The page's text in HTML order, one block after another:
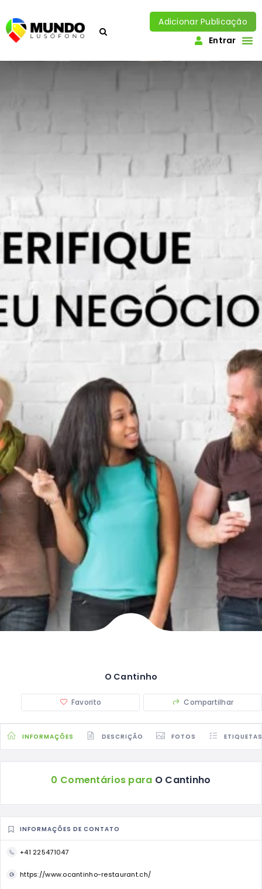
Adicionar Publicação
Entrar
O Cantinho
Favorito Compartilhar
INFORMAÇÕES DESCRIÇÃO FOTOS ETIQUETAS
0 Comentários para O Cantinho
INFORMAÇÕES DE CONTATO
+41 225471047
https://www.ocantinho-restaurant.ch/